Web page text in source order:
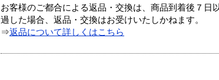
お客様のご都合による返品・交換は、商品到着後７
過した場合、返品・交換はお受けいたしかねます。
⇒返品について詳しくはこちら